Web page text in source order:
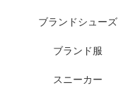
ブランドシューズ
ブランド服
スニーカー